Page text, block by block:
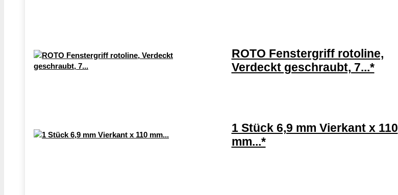
ROTO Fenstergriff rotoline,
Verdeckt geschraubt, 7...*
1 Stück 6,9 mm Vierkant x 110
mm...*